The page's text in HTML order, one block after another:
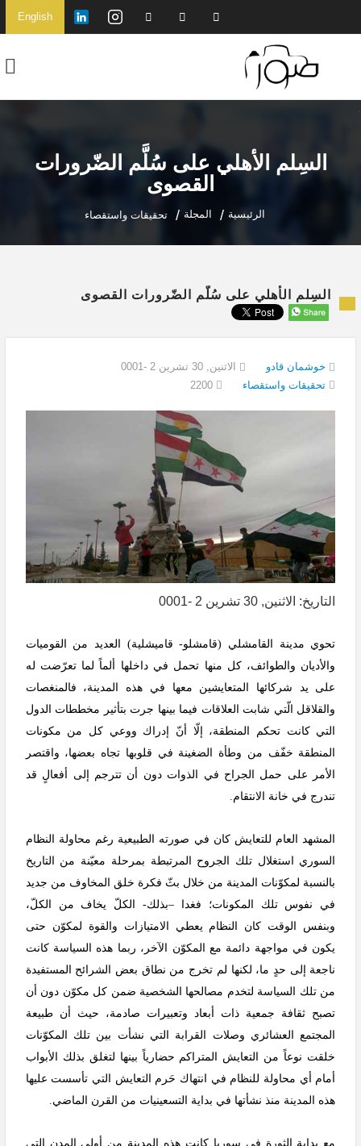
English
السِلم الأهلي على سُلَّم الضّرورات
القصوى
الرئيسية المجلة تحقيقات واستقصاء
السِلم الأهلي على سُلَّم الضّرورات القصوى
خوشمان قادو
الاثنين, 30 تشرين 2 -0001
تحقيقات واستقصاء
التاريخ: الاثنين, 30 تشرين 2 -0001
تحوي مدينة القامشلي (قامشلو- قاميشلية) العديد من القوميات
والأديان والطوائف، كل منها تحمل في داخلها ألماً لما تعرّضت له
على يد شركائها المتعايشين معها في هذه المدينة، فالمنغصات
والقلاقل الّتي شابت العلاقات فيما بينها جرت بتأثير مخططات الدول
التي كانت تحكم المنطقة، إلّا أنّ إدراك ووعي كل من مكونات
المنطقة خفّف من وطأة الضغينة في قلوبها تجاه بعضها، واقتصر
الأمر على حمل الجراح في الذوات دون أن تترجم إلى أفعالٍ قد
تندرج في خانة الانتقام.
المشهد العام للتعايش كان في صورته الطبيعية رغم محاولة النظام
السوري استغلال تلك الجروح المرتبطة بمرحلة معيّنة من التاريخ
بالنسبة لمكوّنات المدينة من خلال بثّ فكرة خلق المخاوف من جديد
في نفوس تلك المكونات؛ فغدا –بذلك- الكلّ يخاف من الكلّ،
وبنفس الوقت كان النظام يعطي الامتيازات والقوة لمكوّن حتى
يكون في مواجهة دائمة مع المكوّن الآخر، ربما هذه السياسة كانت
ناجعة إلى حدٍ ما، لكنها لم تخرج من نطاق بعض الشرائح المستفيدة
من تلك السياسة لتخدم مصالحها الشخصية ضمن كل مكوّن دون أن
تصبح ثقافة جمعية ذات أبعاد وتعبيرات صادمة، حيث أن طبيعة
المجتمع العشائري وصلات القرابة التي نشأت بين تلك المكوّنات
خلقت نوعاً من التعايش المتراكم حضارياً بينها لتغلق بذلك الأبواب
أمام أي محاولة للنظام في انتهاك حَرم التعايش التي تأسست عليها
هذه المدينة منذ نشأتها في بداية التسعينيات من القرن الماضي.
مع بداية الثورة في سوريا كانت هذه المدينة من أولى المدن التي